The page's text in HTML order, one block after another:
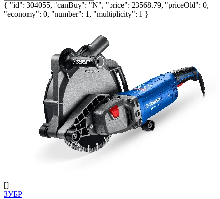
{ "id": 304055, "canBuy": "N", "price": 23568.79, "priceOld": 0,
"economy": 0, "number": 1, "multiplicity": 1 }
[]
ЗУБР